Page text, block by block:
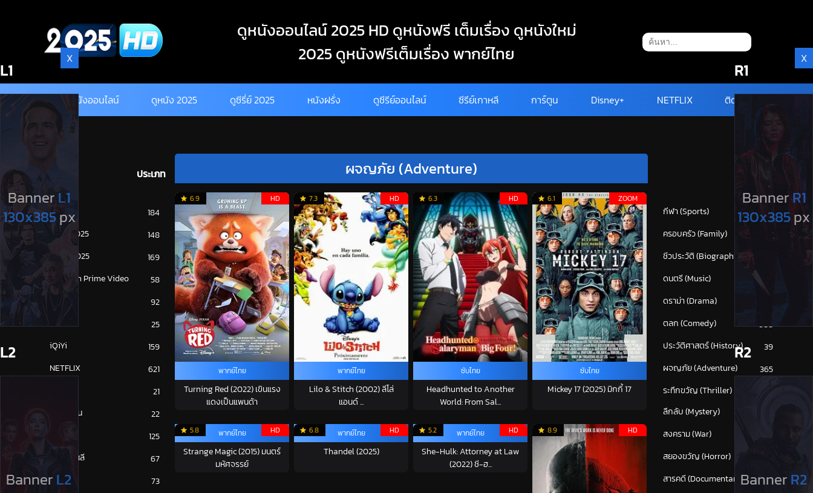
ดูหนังออนไลน์ 2025 HD ดูหนังฟรี เต็มเรื่อง ดูหนังใหม่
2025 ดูหนังฟรีเต็มเรื่อง พากย์ไทย
ดูหนังออนไลน์ ดูหนัง 2025 ดูซีรี่ย์ 2025 หนังฝรั่ง ดูซีรีย์ออนไลน์ ซีรีย์เกาหลี การ์ตูน Disney+ NETFLIX ติดต่อ
ประเภท
การ์ตูน
184
ดูซีรี่ย์ 2025
148
ดูหนัง 2025
169
Amazon Prime Video
58
92
HBO
25
iQiYi
159
NETFLIX
621
21
ซีรีย์ญี่ปุ่น
22
125
ซีรีย์เกาหลี
67
ซีรีย์ไทย
73
ผจญภัย (Adventure)
6.9 HD
พากย์ไทย
Turning Red (2022) เขินแรง
แดงเป็นแพนด้า
7.3 HD
พากย์ไทย
Lilo & Stitch (2002) ลีโล่
แอนด์ ...
6.3 HD
ซับไทย
Headhunted to Another
World: From Sal...
6.1 ZOOM
ซับไทย
Mickey 17 (2025) มิกกี้ 17
5.8 HD
พากย์ไทย
Strange Magic (2015) มนตร์
มหัศจรรย์
6.8 HD
พากย์ไทย
Thandel (2025)
5.2 HD
พากย์ไทย
She-Hulk: Attorney at Law
(2022) ชี-ฮ...
8.9 HD
หมวดหมู่
กีฬา (Sports)
36
ครอบครัว (Family)
ชีวประวัติ (Biography)
ดนตรี (Music)
ดราม่า (Drama)
ตลก (Comedy)
588
ประวัติศาสตร์ (History)
39
ผจญภัย (Adventure)
365
ระทึกขวัญ (Thriller)
ลึกลับ (Mystery)
สงคราม (War)
สยองขวัญ (Horror)
สารคดี (Documentary)
161
X
L1
L2
X
R1
R2